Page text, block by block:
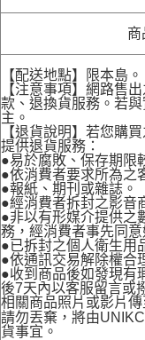
商
【配送地點】限本島。
【注意事項】網路售
款、退換貨服務。若
主。
【退貨說明】若您購
提供退貨服務：
●易於腐敗、保存期限
●依消費者要求所為之
●報紙、期刊或雜誌。
●經消費者拆封之影音
●非以有形媒介提供之
務，經消費者事先同意
●已拆封之個人衛生用
●依通訊交易解除權合
●收到商品後如發現有
後7天內以客服留言或
相關商品照片或影片傳
請勿丟棄，將由
貨事宜。